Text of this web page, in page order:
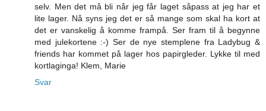
selv. Men det må bli når jeg får laget såpass at jeg har et
lite lager. Nå syns jeg det er så mange som skal ha kort at
det er vanskelig å komme frampå. Ser fram til å begynne
med julekortene :-) Ser de nye stemplene fra Ladybug &
friends har kommet på lager hos papirgleder. Lykke til med
kortlaginga! Klem, Marie
Svar